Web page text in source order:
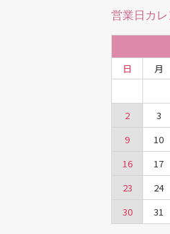
営業日カレ
日 月
2
3
9
10
16
17
23
24
30
31